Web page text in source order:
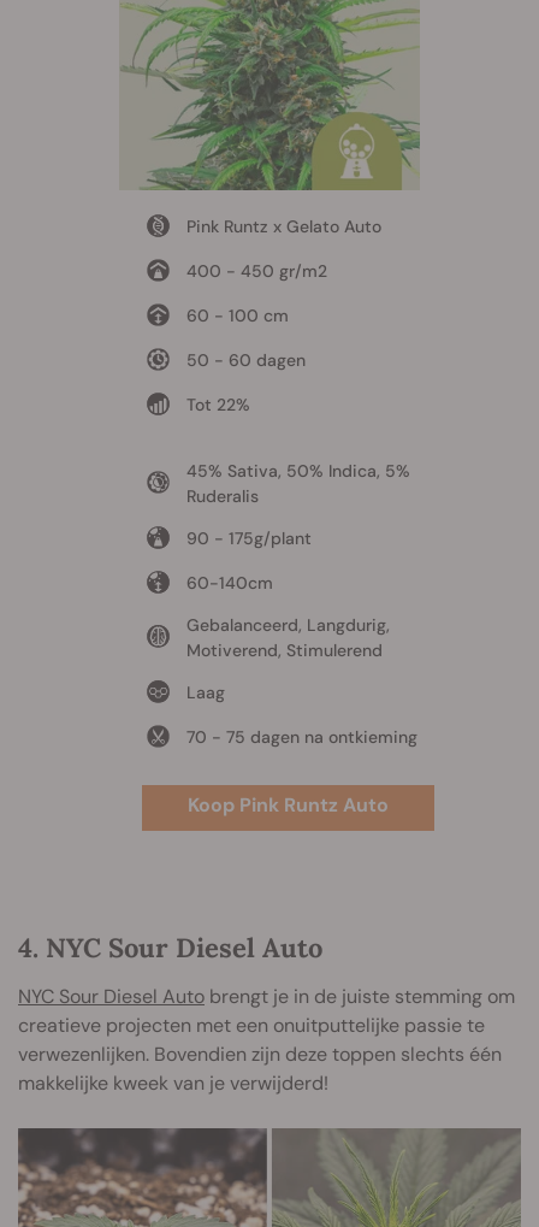
Pink Runtz x Gelato Auto
400 - 450 gr/m2
60 - 100 cm
50 - 60 dagen
Tot 22%
45% Sativa, 50% Indica, 5%
Ruderalis
90 - 175g/plant
60-140cm
Gebalanceerd, Langdurig,
Motiverend, Stimulerend
Laag
70 - 75 dagen na ontkieming
Koop Pink Runtz Auto
4. NYC Sour Diesel Auto
NYC Sour Diesel Auto brengt je in de juiste stemming om
creatieve projecten met een onuitputtelijke passie te
verwezenlijken. Bovendien zijn deze toppen slechts één
makkelijke kweek van je verwijderd!